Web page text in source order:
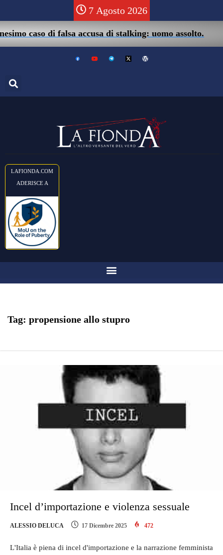
7 Agosto 2026
caso di falsa accusa di stalking: uomo assolto.
LAFIONDA.COM
ADERISCE A
Tag: propensione allo stupro
Incel d’importazione e violenza sessuale
ALESSIO DELUCA 17 Dicembre 2025 472
L'Italia è piena di incel d'importazione e la narrazione femminista